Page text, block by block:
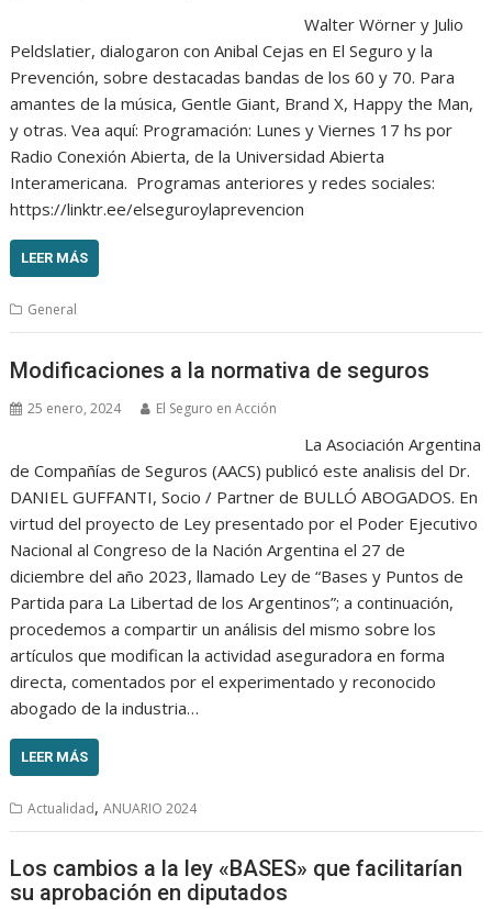
Walter Wörner y Julio
Peldslatier, dialogaron con Anibal Cejas en El Seguro y la
Prevención, sobre destacadas bandas de los 60 y 70. Para
amantes de la música, Gentle Giant, Brand X, Happy the Man,
y otras. Vea aquí: Programación: Lunes y Viernes 17 hs por
Radio Conexión Abierta, de la Universidad Abierta
Interamericana. Programas anteriores y redes sociales:
https://linktr.ee/elseguroylaprevencion
LEER MÁS
General
Modificaciones a la normativa de seguros
25 enero, 2024 El Seguro en Acción
La Asociación Argentina
de Compañías de Seguros (AACS) publicó este analisis del Dr.
DANIEL GUFFANTI, Socio / Partner de BULLÓ ABOGADOS. En
virtud del proyecto de Ley presentado por el Poder Ejecutivo
Nacional al Congreso de la Nación Argentina el 27 de
diciembre del año 2023, llamado Ley de “Bases y Puntos de
Partida para La Libertad de los Argentinos”; a continuación,
procedemos a compartir un análisis del mismo sobre los
artículos que modifican la actividad aseguradora en forma
directa, comentados por el experimentado y reconocido
abogado de la industria…
LEER MÁS
Actualidad,ANUARIO 2024
Los cambios a la ley «BASES» que facilitarían
su aprobación en diputados